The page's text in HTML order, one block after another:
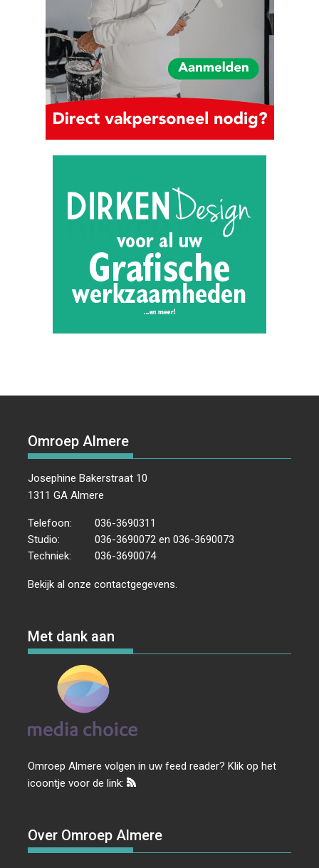
Omroep Almere
Josephine Bakerstraat 10
1311 GA Almere
Telefoon:
036-3690311
Studio:
036-3690072 en 036-3690073
Techniek:
036-3690074
Bekijk al onzecontactgegevens
Met dank aan
Omroep Almere volgen in uw feed reader? Klik op het
icoontje voor de link:
Over Omroep Almere